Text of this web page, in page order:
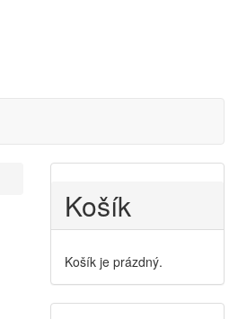
Košík
Košík je prázdný.